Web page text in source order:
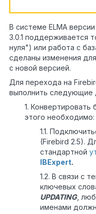
В системе ELMA
3.0.1 поддерживается
нуля") или работа с
сделаны изменения
с новой версией.
Для перехода на
выполнить следующие
1. Конвертировать
этого необходимо:
1.1.
(Firebird 2.5).
стандартной
IBExpert.
1.2. В связи с
ключевых
UPDATING,
именами